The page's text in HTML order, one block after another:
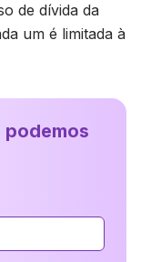
de dívida da
um é limitada à
podemos